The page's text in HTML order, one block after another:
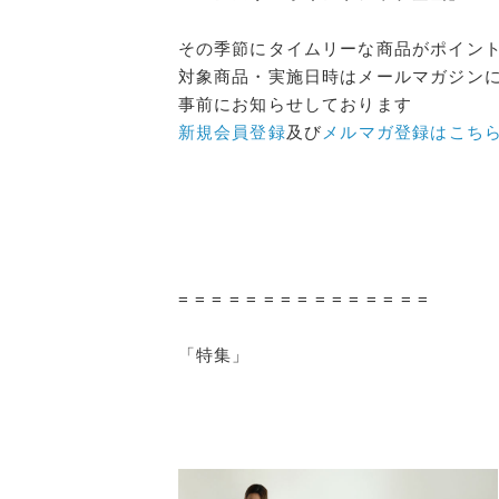
その季節にタイムリーな商品がポイン
対象商品・実施日時はメールマガジン
事前にお知らせしております
新規会員登録及びメルマガ登録はこち
= = = = = = = = = = = = = = =
「特集」